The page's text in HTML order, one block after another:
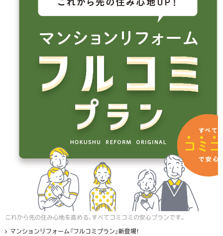
これから先の住み心地を高める、すべてコミコミの安心プランです。
マンションリフォーム『フルコミプラン』新登場！